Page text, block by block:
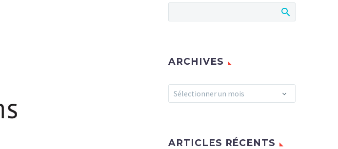
ARCHIVES
Archives
Sélectionner un mois
ARTICLES RÉCENTS